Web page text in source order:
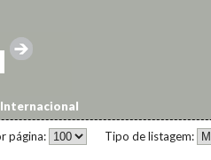
Tipo de listagem:
página: